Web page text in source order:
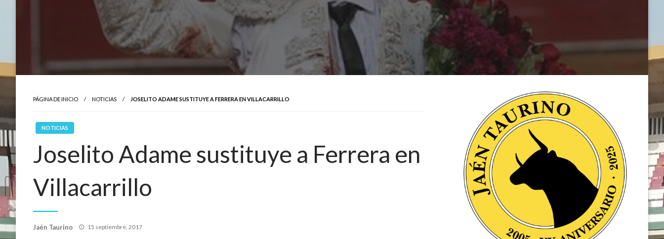
PÁGINA DE INICIO NOTICIAS JOSELITO ADAME SUSTITUYE A FERRERA EN VILLACARRILLO
NOTICIAS
Joselito Adame sustituye a Ferrera en
Villacarrillo
Jaén Taurino
Publicado
15 septiembre, 2017